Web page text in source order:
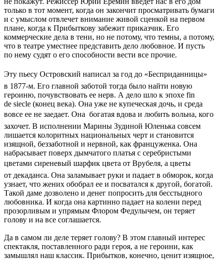
только в тот момент, когда он закончит просматривать бумаги
и с умыслом отвлечет внимание живой сценкой на первом
плане, когда к Прибыткову забежит приказчик. Его
коммерческие дела в тени, но не потому, что темны, а потому,
что в театре уместнее представить дело любовное. И пусть
по нему судят о его способности вести все прочие.
Эту пьесу Островский написал за год до «Бесприданницы» 
в 1877-м. Его главной заботой тогда было найти новую
героиню, почувствовать ее нерв. А дело шло к эпохе fin
de siecle (конец века). Она уже не купеческая дочь, и среда
вовсе ее не заедает. Она  богатая вдова и любить вольна, кого
захочет. В исполнении Марины Зудиной Юленька совсем
лишается колоритных национальных черт и становится
изящной, беззаботной и нервной, как француженка. Она
набрасывает поверх дымчатого платья с серебристыми
цветами сиреневый шарфик цвета от Врубеля, а цветы 
от декаданса. Она заламывает руки и падает в обморок, когда
узнает, что жених обобрал ее и посватался к другой, богатой.
Такой даме дозволено и денег попросить для бесстыдного
любовника. И когда она картинно падает на колени перед
прозорливым и упрямым Флором Федулычем, он теряет
голову и на все соглашается.
Да в самом ли деле теряет голову? В этом главный интерес
спектакля, поставленного ради героя, а не героини, как
замышлял наш классик. Прибытков, конечно, ценит изящное,